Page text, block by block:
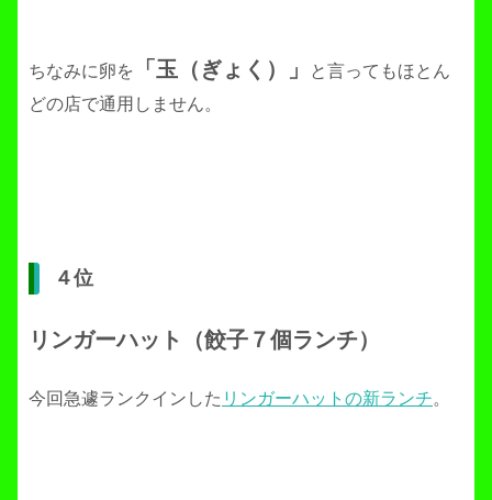
ちなみに卵を 「玉（ぎょく）」
と言ってもほとん
どの店で通用しません。
４位
リンガーハット（餃子７個ランチ）
今回急遽ランクインした リンガーハットの新ランチ。